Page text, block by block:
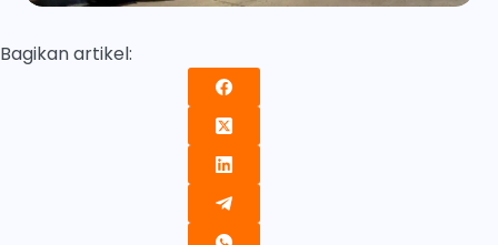
Bagikan artikel: